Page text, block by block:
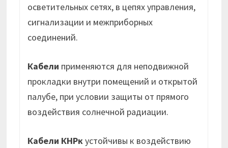
осветительных сетях, в цепях управления,
сигнализации и межприборных
соединений.
Кабели применяются для неподвижной
прокладки внутри помещений и открытой
палубе, при условии защиты от прямого
воздействия солнечной радиации.
Кабели КНРкустойчивы к воздействию